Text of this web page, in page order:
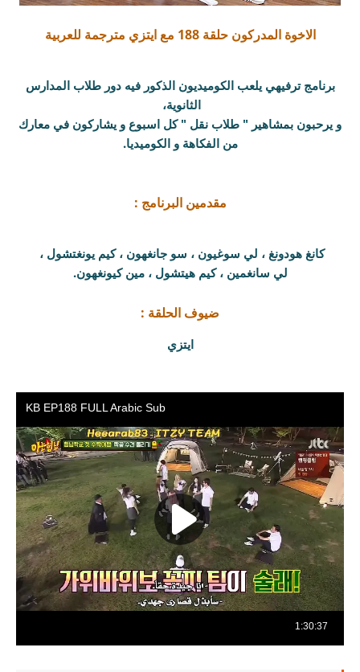
الاخوة المدركون حلقة 188 مع ايتزي مترجمة للعربية
برنامج ترفيهي يلعب الكوميديون الذكور فيه دور طلاب المدارس
الثانوية،
و يرحبون بمشاهير " طلاب نقل " كل اسبوع و يشاركون في معارك
من الفكاهة و الكوميديا.
مقدمين البرنامج :
كانغ هودونغ ، لي سوغيون ، سو جانغهون ، كيم يونغتشول ،
لي سانغمين ، كيم هيتشول ، مين كيونغهون.
ضيوف الحلقة :
ايتزي